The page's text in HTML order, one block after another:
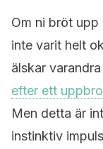
Om ni bröt upp
inte varit helt
älskar
efter ett
Men detta är
instinktiv